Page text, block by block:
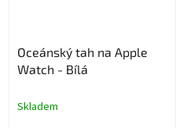
Oceánský tah na Apple
Watch - Bílá
Skladem